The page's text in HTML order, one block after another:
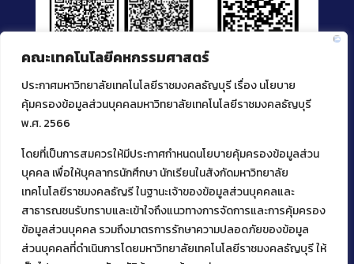
คณะเทคโนโลยีคหกรรมศาสตร์
ประกาศมหาวิทยาลัยเทคโนโลยีราชมงคลธัญบุรี เรื่อง นโยบาย
คุ้มครองข้อมูลส่วนบุคคลมหาวิทยาลัยเทคโนโลยีราชมงคลธัญบุรี
พ.ศ. 2566
โดยที่เป็นการสมควรให้มีประกาศกำหนดนโยบายคุ้มครองข้อมูลส่วน
บุคคล เพื่อให้บุคลากรนักศึกษา นักเรียนในสังกัดมหาวิทยาลัย
เทคโนโลยีราชมงคลธัญรี ในฐานะเจ้าของข้อมูลส่วนบุคคลและ
สาธารณชนรับทราบและเข้าใจถึงแนวทางการจัดการและการคุ้มครอง
ข้อมูลส่วนบุคคล รวมถึงมาตรการรักษาความปลอดภัยของข้อมูล
ส่วนบุคคลที่ดำเนินการโดยมหาวิทยาลัยเทคโนโลยีราชมงคลธัญบุรี ให้
ติดต่อคณะเทคโนโลยีคหกรรมศาสตร์
39 หมู่ 1
ต.คลองหก อ. คลองหลวง
จ.ปทุมธานี 12120
โทร 02 549 3161